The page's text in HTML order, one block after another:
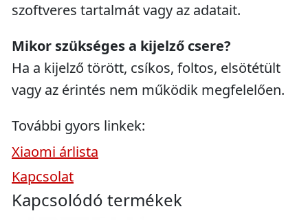
szoftveres tartalmát vagy az adatait.
Mikor szükséges a kijelző csere?
Ha a kijelző törött, csíkos, foltos, elsötétült
vagy az érintés nem működik megfelelően.
További gyors linkek:
Xiaomi árlista
Kapcsolat
Kapcsolódó termékek